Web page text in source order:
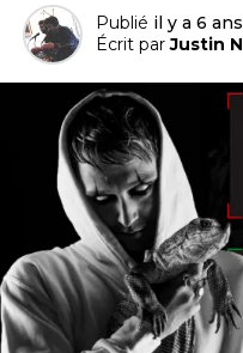
Publié il y a 6 ans
Écrit par Justin